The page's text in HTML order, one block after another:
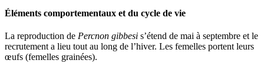
Éléments comportementaux et du cycle de vie
La reproduction de Percnon gibbesi s’étend de mai à septembre et le
recrutement a lieu tout au long de l’hiver. Les femelles portent leurs
œufs (femelles grainées).